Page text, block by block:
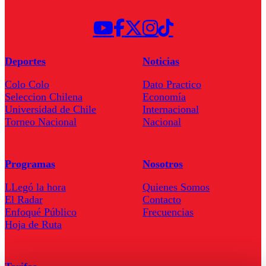
Deportes
Colo Colo
Seleccion Chilena
Universidad de Chile
Torneo Nacional
Noticias
Dato Practico
Economía
Internacional
Nacional
Programas
LLegó la hora
El Radar
Enfoqué Público
Hoja de Ruta
Nosotros
Quienes Somos
Contacto
Frecuencias